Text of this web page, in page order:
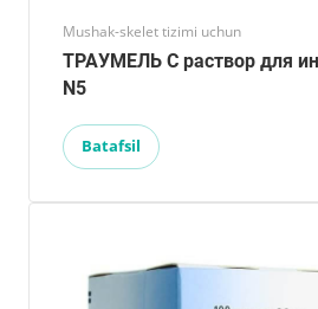
Mushak-skelet tizimi uchun
ТРАУМЕЛЬ С раствор для
N5
Batafsil